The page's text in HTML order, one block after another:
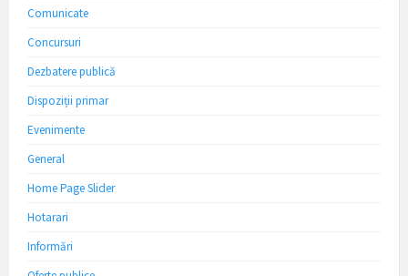
Comunicate
Concursuri
Dezbatere publică
Dispoziții primar
Evenimente
General
Home Page Slider
Hotarari
Informări